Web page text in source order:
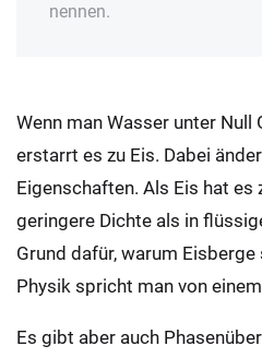
nennen.
Wenn man Wasser unter Null
erstarrt es zu Eis. Dabei
Eigenschaften. Als Eis hat
geringere Dichte als in
Grund dafür, warum
Physik spricht man von
Es gibt aber auch